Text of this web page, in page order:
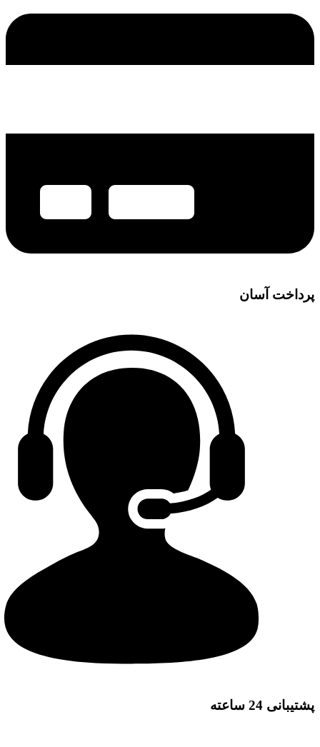
پرداخت آسان
پشتیبانی 24 ساعته